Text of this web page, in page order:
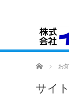
お
ホーム お
サイ